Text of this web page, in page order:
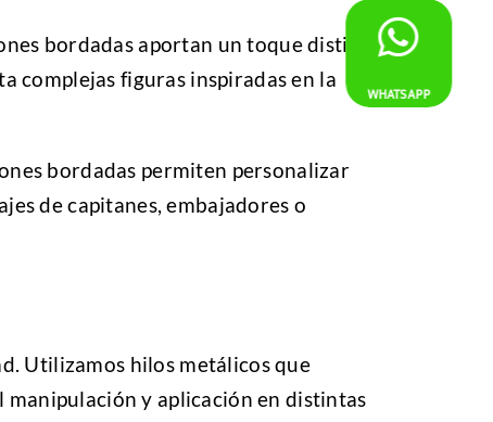
bordadas aportan un toque distintivo
complejas figuras inspiradas en la
bordadas permiten personalizar
de capitanes, embajadores o
Utilizamos hilos metálicos que
y aplicación en distintas
WHATSAPP